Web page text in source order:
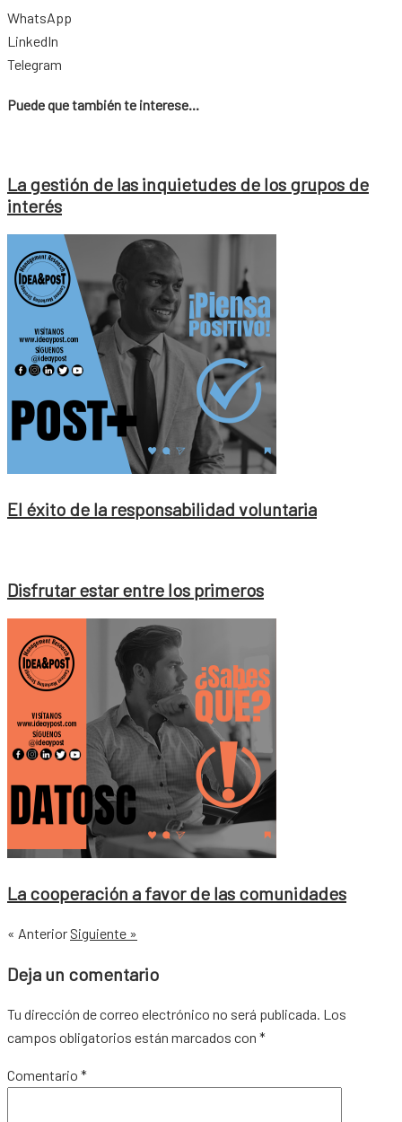
WhatsApp
LinkedIn
Telegram
Puede que también te interese...
La gestión de las inquietudes de los grupos de
interés
El éxito de la responsabilidad voluntaria
Disfrutar estar entre los primeros
La cooperación a favor de las comunidades
« Anterior Siguiente »
Deja un comentario
Tu dirección de correo electrónico no será publicada. Los
campos obligatorios están marcados con *
Comentario *